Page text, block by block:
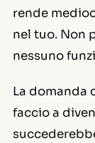
rende
nel tuo. Non
nessuno
La domanda
faccio a